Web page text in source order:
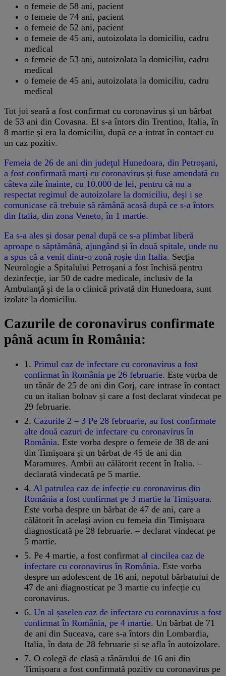
o femeie de 58 ani, pacient
o femeie de 74 ani, pacient
o femeie de 52 ani, pacient
o femeie de 45 ani, autoizolata la domiciliu, cadru
medical
o femeie de 53 ani, autoizolata la domiciliu, cadru
medical
o femeie de 45 ani, autoizolata la domiciliu, cadru
medical
Tot joi seară a fost confirmat cu coronavirus și un bărbat
de 53 ani din Covasna. El s-a întors din Trentino, Italia, în
8 martie și era la domiciliu, după ce a intrat în contact cu
un caz pozitiv.
Femeia de 26 de ani din judeţul Hunedoara, din Petroșani,
a fost confirmată marți cu coronavirus și fuse amendată cu
câteva zile înainte, cu 10.000 de lei, pentru că nu a
respectat regimul de autoizolare la domiciliu, deşi i se
comunicase că trebuie să rămână acasă după ce s-a întors
din Italia, din zona Veneto, în 1 martie.
Ea s-a ales și dosar penal după ce s-a plimbat liberă
aproape o săptămână, ajungând și în două spitale, unde nu
a spus că a venit dintr-o zonă roșie din Italia. Secţia
Neurologie a Spitalului Petroşani a fost închisă pentru
dezinfecţie, iar 50 de cadre medicale, inclusiv de la
Ambulanţă şi de la o clinică privată din Hunedoara, sunt
izolate la domiciliu.
Cazurile de coronavirus confirmate
până acum în România:
1. Primul caz de infectare cu coronavirus a fost
confirmat în România pe 26 februarie. Este vorba de
un tânăr de 25 de ani din Gorj, care intrase în contact
cu un italian bolnav și care a fost declarat vindecat pe
29 februarie.
2. Cazurile 2 – 3 Pe 28 februarie, au fost confirmate
alte două cazuri de infectare cu coronavirus în
România. Este vorba despre o femeie de 38 de ani
din Timișoara și un bărbat de 45 de ani din
Maramureș. Ambii au călătorit recent în Italia. –
declarată vindecată pe 5 martie.
4. Al patrulea caz de infecție cu coronavirus din
România a fost confirmat pe 3 martie la Timișoara.
Este vorba despre un bărbat de 47 de ani, care a
călătorit în același avion cu femeia din Timișoara
diagnosticată pe 28 februarie. – declarat vindecat pe
5 martie.
5. Pe 4 martie, a fost confirmat al cincilea caz de
infectare cu coronavirus în România. Este vorba
despre un adolescent de 16 ani, nepotul bărbatului de
47 de ani diagnosticat pe 3 martie cu infecție cu
coronavirus.
6. Un al șaselea caz de infectare cu coronavirus a fost
confirmat în România, pe 4 martie. Un bărbat de 71
de ani din Suceava, care s-a întors din Lombardia,
Italia, în data de 28 februarie și se afla în autoizolare.
7. O colegă de clasă a tânărului de 16 ani din
Timișoara a fost confirmată pozitiv cu coronavirus pe